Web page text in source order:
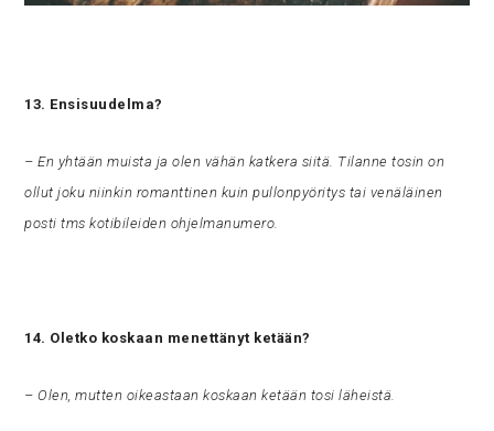
13. Ensisuudelma?
– En yhtään muista ja olen vähän katkera siitä. Tilanne tosin on
ollut joku niinkin romanttinen kuin pullonpyöritys tai venäläinen
posti tms kotibileiden ohjelmanumero.
14. Oletko koskaan menettänyt ketään?
– Olen, mutten oikeastaan koskaan ketään tosi läheistä.